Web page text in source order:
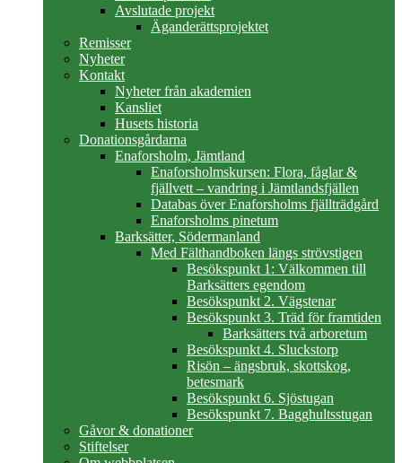
Avslutade projekt
Äganderättsprojektet
Remisser
Nyheter
Kontakt
Nyheter från akademien
Kansliet
Husets historia
Donationsgårdarna
Enaforsholm, Jämtland
Enaforsholmskursen: Flora, fåglar &
fjällvett – vandring i Jämtlandsfjällen
Databas över Enaforsholms fjällträdgård
Enaforsholms pinetum
Barksätter, Södermanland
Med Fälthandboken längs strövstigen
Besökspunkt 1: Välkommen till
Barksätters egendom
Besökspunkt 2. Vägstenar
Besökspunkt 3. Träd för framtiden
Barksätters två arboretum
Besökspunkt 4. Sluckstorp
Risön – ängsbruk, skottskog,
betesmark
Besökspunkt 6. Sjöstugan
Besökspunkt 7. Bagghultsstugan
Gåvor & donationer
Stiftelser